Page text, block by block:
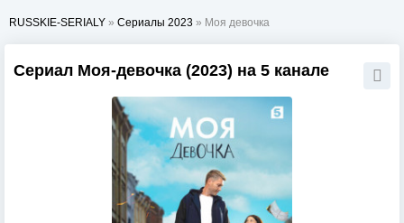
RUSSKIE-SERIALY » Сериалы 2023 » Моя девочка
Сериал Моя-девочка (2023) на 5 канале